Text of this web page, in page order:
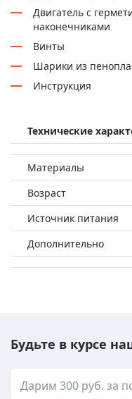
Двигатель с
наконечниками
Винты
Шарики из
Инструкция
Технические
Материалы
Возраст
Источник питания
Дополнительно
Будьте в курсе